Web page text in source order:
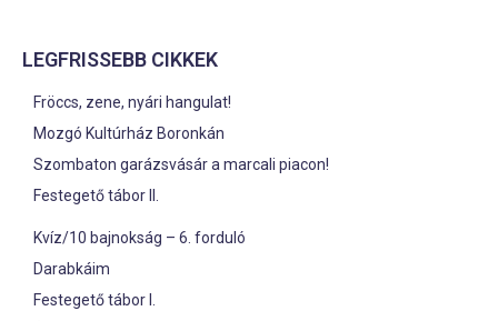
LEGFRISSEBB CIKKEK
Fröccs, zene, nyári hangulat!
Mozgó Kultúrház Boronkán
Szombaton garázsvásár a marcali piacon!
Festegető tábor II.
Kvíz/10 bajnokság – 6. forduló
Darabkáim
Festegető tábor I.